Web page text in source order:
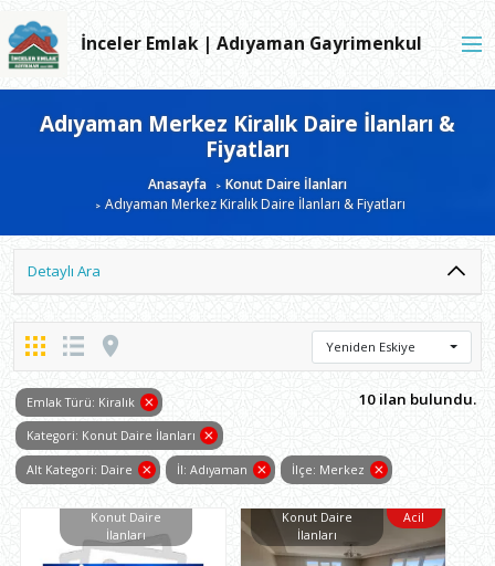
İnceler Emlak | Adıyaman Gayrimenkul
Adıyaman Merkez Kiralık Daire İlanları &
Fiyatları
Anasayfa
Konut Daire İlanları
Adıyaman Merkez Kiralık Daire İlanları & Fiyatları
Detaylı Ara
Yeniden Eskiye
10 ilan bulundu.
Emlak Türü: Kiralık
Kategori: Konut Daire İlanları
Alt Kategori: Daire İl: Adıyaman İlçe: Merkez
Konut Daire
İlanları
Konut Daire
İlanları
Acil